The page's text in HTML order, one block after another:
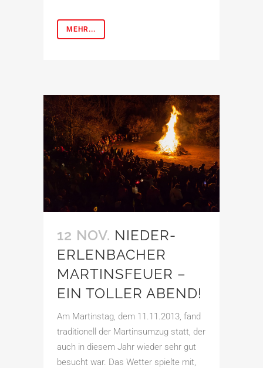
MEHR...
12 NOV. NIEDER-
ERLENBACHER
MARTINSFEUER –
EIN TOLLER ABEND!
Am Martinstag, dem 11.11.2013, fand
traditionell der Martinsumzug statt, der
auch in diesem Jahr wieder sehr gut
besucht war. Das Wetter spielte mit,